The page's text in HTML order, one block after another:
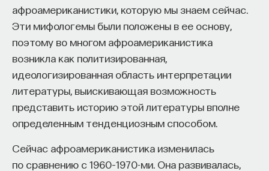
афроамериканистики, которую мы знаем сейчас.
Эти мифологемы были положены в ее основу,
поэтому во многом афроамериканистика
возникла как политизированная,
идеологизированная область интерпретации
литературы, выискивающая возможность
представить историю этой литературы вполне
определенным тенденциозным способом.
Сейчас афроамериканистика изменилась
по сравнению с 1960–1970-ми. Она развивалась,